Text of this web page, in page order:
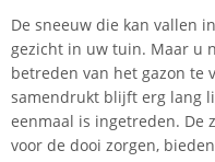
De sneeuw die kan vallen
gezicht in uw tuin. Maar u
betreden van het gazon te
samendrukt blijft erg lang
eenmaal is ingetreden. De
voor de dooi zorgen,